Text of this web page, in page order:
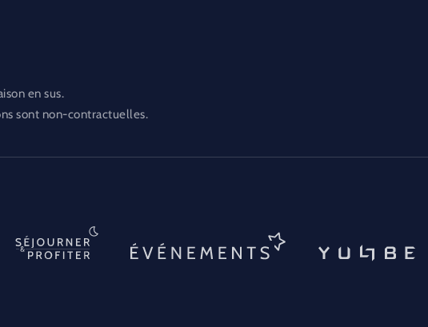
en sus.
sont non-contractuelles.